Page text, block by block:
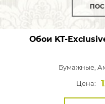
Обои KT-
Бумажные,
Цена: